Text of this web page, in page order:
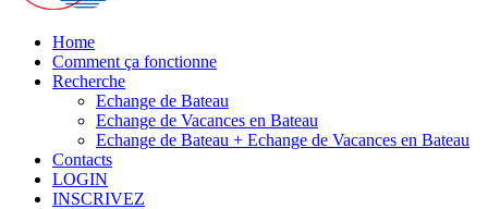
Home
Comment ça fonctionne
Recherche
Echange de Bateau
Echange de Vacances en Bateau
Echange de Bateau + Echange de Vacances en Bateau
Contacts
LOGIN
INSCRIVEZ